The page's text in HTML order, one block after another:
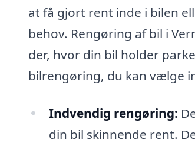
at få gjort rent inde i bilen
behov. Rengøring af bil i
der, hvor din bil holder
bilrengøring, du kan vælge
Indvendig rengøring:
din bil skinnende rent.